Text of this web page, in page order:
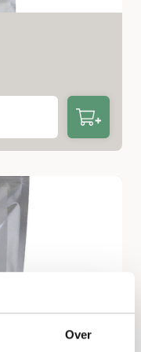
Over